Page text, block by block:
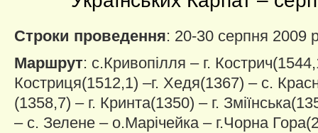
Строки проведення: 20-30 серпня 2009
Маршрут: с.Кривопілля – г.
Костриця(1512,1) –г. Хедя(1367) – с.
(1358,7) – г. Кринта(1350) – г.
– с. Зелене – о.Марічейка – г.Чорна